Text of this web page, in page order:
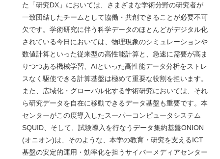
た「研究DX」においては、さまざまな学術分野の研究者が
一致団結したチームとして協働・共創できることが必要不可
欠です。学術研究に伴う科学データのほとんどがデジタル化
されている今日においては、物理現象のシミュレーションや
数値計算といった従来型の高性能計算と、急速に需要が高ま
りつつある機械学習、AIといった高性能データ分析をストレ
スなく駆使できる計算基盤は極めて重要な役割を担います。
また、広域化・グローバル化する学術研究においては、それ
ら研究データを自在に移動できるデータ基盤も重要です。本
センターがこの度導入したスーパーコンピュータシステム
SQUID、そして、試験導入を行なうデータ集約基盤ONION
(オニオン)は、そのような、本学の教育・研究を支えるICT
基盤の安定的運用・効率化を担うサイバーメディアセンター